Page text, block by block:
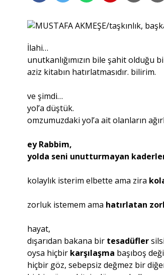
İlahi…
unutkanlığımızın bile şahit olduğu
aziz kitabın hatırlatmasıdır. bilirim.
ve şimdi…
yol’a düştük.
omzumuzdaki yol’a ait olanların
ey Rabbim,
yolda seni unutturmayan
kolaylık isterim elbette ama zira
zorluk istemem ama hatırlatan
hayat,
dışarıdan bakana bir tesadüfler
oysa hiçbir karşılaşma başıboş
hiçbir göz, sebepsiz değmez bir